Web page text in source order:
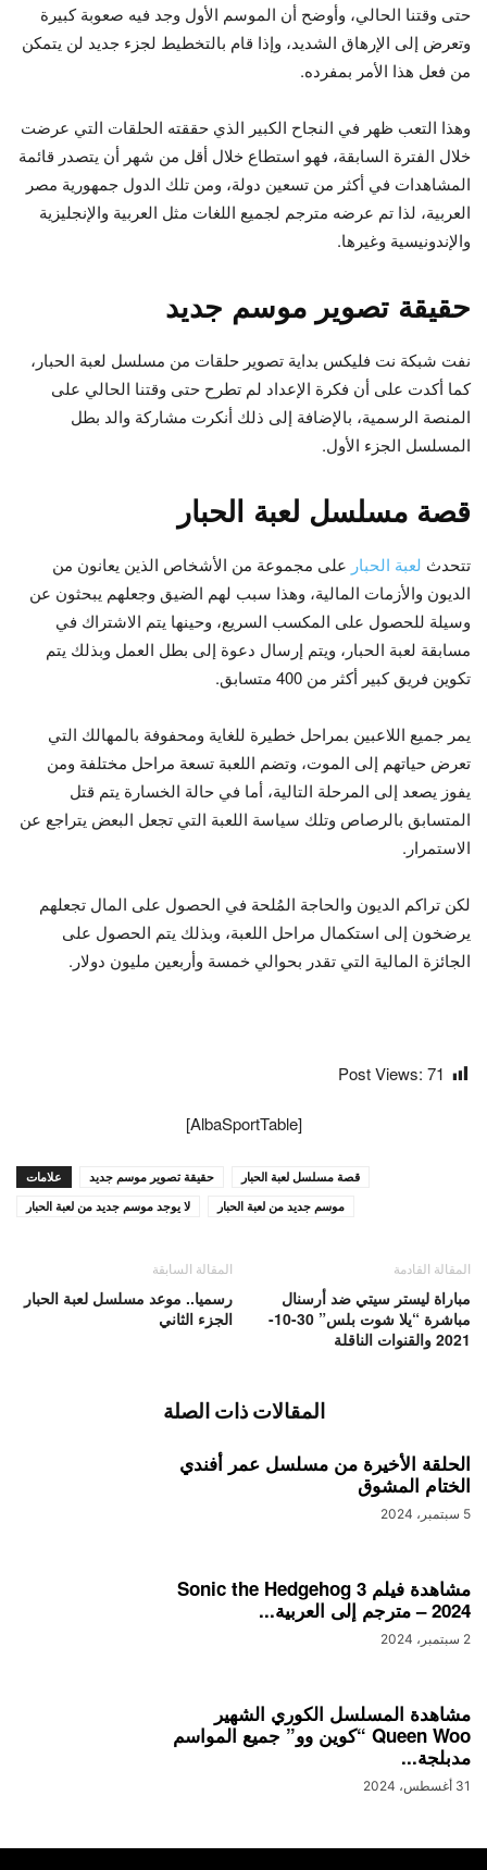
حتى وقتنا الحالي، وأوضح أن الموسم الأول وجد فيه صعوبة كبيرة
وتعرض إلى الإرهاق الشديد، وإذا قام بالتخطيط لجزء جديد لن يتمكن
من فعل هذا الأمر بمفرده.
وهذا التعب ظهر في النجاح الكبير الذي حققته الحلقات التي عرضت
خلال الفترة السابقة، فهو استطاع خلال أقل من شهر أن يتصدر قائمة
المشاهدات في أكثر من تسعين دولة، ومن تلك الدول جمهورية مصر
العربية، لذا تم عرضه مترجم لجميع اللغات مثل العربية والإنجليزية
والإندونيسية وغيرها.
حقيقة تصوير موسم جديد
نفت شبكة نت فليكس بداية تصوير حلقات من مسلسل لعبة الحبار،
كما أكدت على أن فكرة الإعداد لم تطرح حتى وقتنا الحالي على
المنصة الرسمية، بالإضافة إلى ذلك أنكرت مشاركة والد بطل
المسلسل الجزء الأول.
قصة مسلسل لعبة الحبار
تتحدث لعبة الحبار على مجموعة من الأشخاص الذين يعانون من
الديون والأزمات المالية، وهذا سبب لهم الضيق وجعلهم يبحثون عن
وسيلة للحصول على المكسب السريع، وحينها يتم الاشتراك في
مسابقة لعبة الحبار، ويتم إرسال دعوة إلى بطل العمل وبذلك يتم
تكوين فريق كبير أكثر من 400 متسابق.
يمر جميع اللاعبين بمراحل خطيرة للغاية ومحفوفة بالمهالك التي
تعرض حياتهم إلى الموت، وتضم اللعبة تسعة مراحل مختلفة ومن
يفوز يصعد إلى المرحلة التالية، أما في حالة الخسارة يتم قتل
المتسابق بالرصاص وتلك سياسة اللعبة التي تجعل البعض يتراجع عن
الاستمرار.
لكن تراكم الديون والحاجة المُلحة في الحصول على المال تجعلهم
يرضخون إلى استكمال مراحل اللعبة، وبذلك يتم الحصول على
الجائزة المالية التي تقدر بحوالي خمسة وأربعين مليون دولار.
Post Views: 71
[AlbaSportTable]
علامات حقيقة تصوير موسم جديد
قصة مسلسل لعبة الحبار
لا يوجد موسم جديد من لعبة الحبار
موسم جديد من لعبة الحبار
المقالة السابقة
رسميا.. موعد مسلسل لعبة الحبار
الجزء الثاني
المقالة القادمة
مباراة ليستر سيتي ضد أرسنال
مباشرة “يلا شوت بلس” 30-10-
2021 والقنوات الناقلة
المقالات ذات الصلة
الحلقة الأخيرة من مسلسل عمر أفندي
الختام المشوق
5 سبتمبر، 2024
مشاهدة فيلم Sonic the Hedgehog 3
– 2024 مترجم إلى العربية...
2 سبتمبر، 2024
مشاهدة المسلسل الكوري الشهير
Queen Woo “كوين وو” جميع المواسم
مدبلجة...
31 أغسطس، 2024